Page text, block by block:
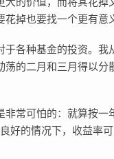
掉也要找一个更有意
各种基金的投资。
的二月和三月得以
常可怕的：就算按
好的情况下，收益率